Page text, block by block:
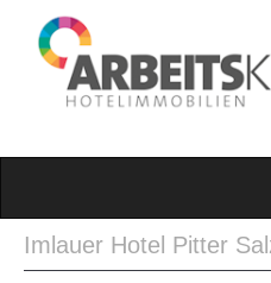
Imlauer Hotel Pitter